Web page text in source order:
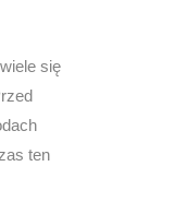
się
ten